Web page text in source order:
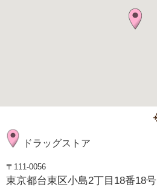
ドラッグストア
〒111-0056
東京都台東区小島2丁目18番18号